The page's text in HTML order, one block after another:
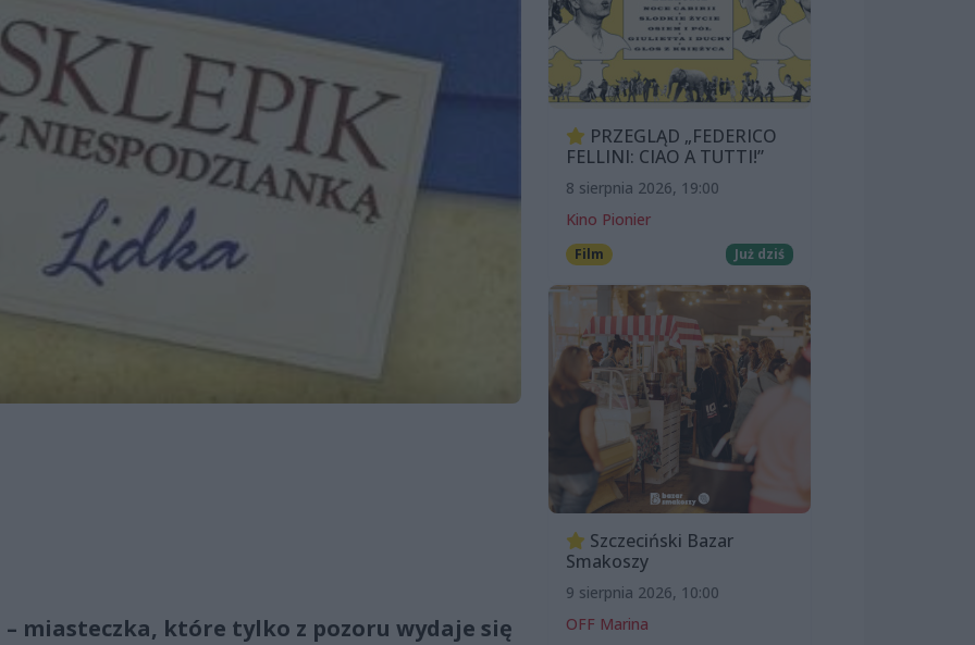
miasteczka, które tylko z pozoru wydaje się
PRZEGLĄD „FEDERICO
FELLINI: CIAO A TUTTI!”
8 sierpnia 2026, 19:00
Kino Pionier
Film Już dziś
Szczeciński Bazar
Smakoszy
9 sierpnia 2026, 10:00
OFF Marina